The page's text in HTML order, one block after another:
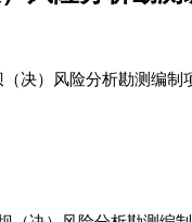
决）风险分析勘测编制